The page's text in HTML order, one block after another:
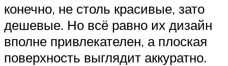
конечно, не столь красивые, зато
дешевые. Но всё равно их дизайн
вполне привлекателен, а плоская
поверхность выглядит аккуратно.